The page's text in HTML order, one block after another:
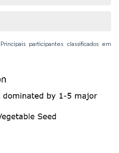
participantes classificados em